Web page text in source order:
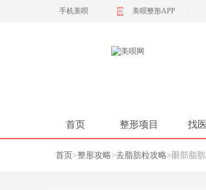
手机美呗 美呗整形APP
首页 整形项目 找
首页 >整形攻略>去脂肪粒攻略> 眼部脂